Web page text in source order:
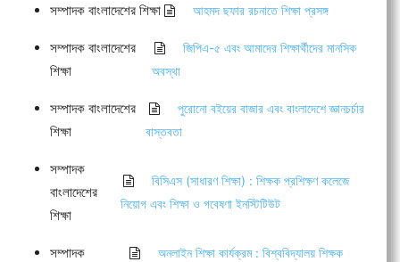
সম্পাদক বাংলাদেশের শিক্ষা আহমদ ছফার রচনাতে শিক্ষা প্রসঙ্গ
সম্পাদক বাংলাদেশের
শিক্ষা
জিপিএ-৫ এবং আমাদের শিক্ষার্থীদের মানসিক
অবস্থা
সম্পাদক বাংলাদেশের
শিক্ষা
পুরোনো বইয়ের বাজার এবং বাংলাদেশে জ্ঞানচর্চার
বাস্তবতা
সম্পাদক
বাংলাদেশের
শিক্ষা
বিসিএস (সাধারণ শিক্ষা) : শিক্ষক প্রশিক্ষণ কলেজে
নিয়োগ এবং শিক্ষা ও গবেষণা ইনস্টিটিউট
সম্পাদক
অনলাইন শিক্ষা কার্যক্রম : বিশ্ববিদ্যালয় শিক্ষক